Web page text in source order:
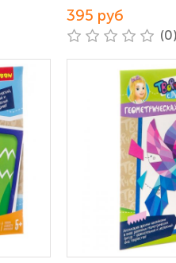
395 руб